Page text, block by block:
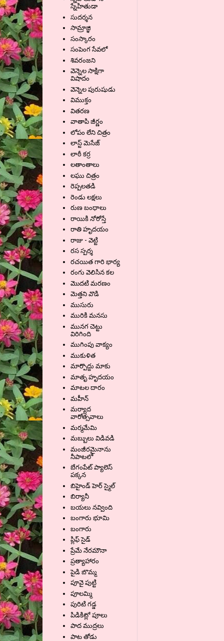
స్నేహితుడా
సుదర్శన
సామ్రాజ్ఞి
సంస్కారం
సంపెంగ సేవలో
శివరంజని
వెన్నెల సాక్షిగా
విషాదం
వెన్నెల పురుషుడు
విముక్తం
వితరణ
వాతాపి జీర్ణం
లోపం లేని చిత్రం
లాస్ట్ మెసేజ్
లాఠీ కర్ర
లతాంతాలు
లఘు చిత్రం
రెప్పలతడి
రెండు లక్షలు
రుణ బంధాలు
రాయికి నోరోస్తే
రాతి హృదయం
రాజు - వెట్టి
రస స్పర్శ
రచయిత గారి భార్య
రంగు వెలిసిన కల
మొదటి మరణం
మెత్తని వొడి
ముసురు
మురికి మనసు
మునగ చెట్టు
విరిగింది
ముగింపు వాక్యం
ముకుళిత
మార్పొద్దు మాకు
మాతృ హృదయం
మాటల దారం
మహీన్
మర్యాద
వారోత్సవాలు
మర్మమేమి
మబ్బులు విడివడి
మంజీరమైనాను
నీపాటలో
బేగంపేట్ ప్యాలెస్
పక్కన
బిహైండ్ హెర్ స్మైల్
బిర్యానీ
బయలు నవ్వింది
బంగారు భూమి
బంగారు
ప్లిఫ్ సైడ్
ప్రేమే నేరమౌనా
ప్రత్యాహారం
పైడి బొమ్మ
పూవై పుట్టి
పూలమ్మి
పురిటి గడ్డ
పిడికిట్లో పూలు
పాద ముద్రలు
పాట తోడు